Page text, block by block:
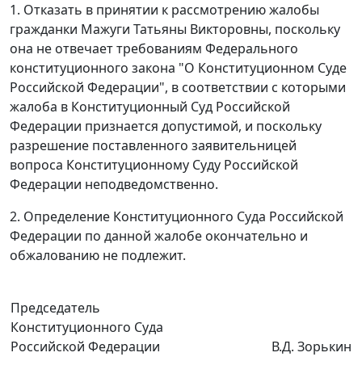
1. Отказать в принятии к рассмотрению жалобы
гражданки Мажуги Татьяны Викторовны, поскольку
она не отвечает требованиям Федерального
конституционного закона "О Конституционном Суде
Российской Федерации", в соответствии с которыми
жалоба в Конституционный Суд Российской
Федерации признается допустимой, и поскольку
разрешение поставленного заявительницей
вопроса Конституционному Суду Российской
Федерации неподведомственно.
2. Определение Конституционного Суда Российской
Федерации по данной жалобе окончательно и
обжалованию не подлежит.
Председатель
Конституционного Суда
Российской Федерации
В.Д. Зорькин